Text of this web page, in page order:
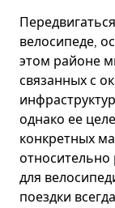
велосипеде,
этом районе
связанных с
однако ее
конкретных
для
поездки